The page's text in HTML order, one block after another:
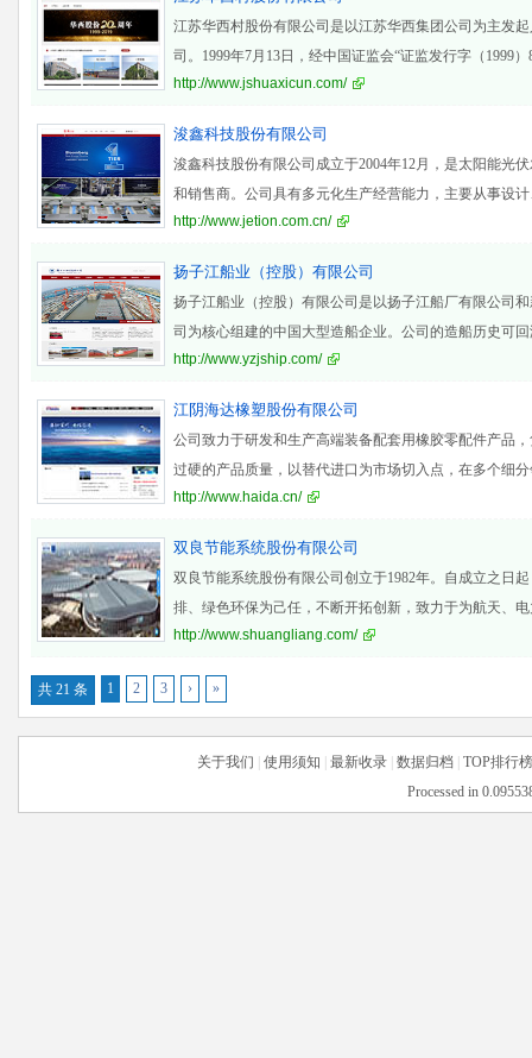
江苏华西村股份有限公司是以江苏华西集团公司为主发
司。1999年7月13日，经中国证监会“证监发行字（1999
http://www.jshuaxicun.com/
浚鑫科技股份有限公司
浚鑫科技股份有限公司成立于2004年12月，是太阳能光
和销售商。公司具有多元化生产经营能力，主要从事设
能
http://www.jetion.com.cn/
扬子江船业（控股）有限公司
扬子江船业（控股）有限公司是以扬子江船厂有限公司
司为核心组建的中国大型造船企业。公司的造船历史可
新加
http://www.yzjship.com/
江阴海达橡塑股份有限公司
公司致力于研发和生产高端装备配套用橡胶零配件产品
过硬的产品质量，以替代进口为市场切入点，在多个细
市场占有
http://www.haida.cn/
双良节能系统股份有限公司
双良节能系统股份有限公司创立于1982年。自成立之日
排、绿色环保为己任，不断开拓创新，致力于为航天、
冶金
http://www.shuangliang.com/
共 21 条 1 2 3 › »
关于我们 使用须知 最新收录| 数据归档| TOP排行榜
Processed in